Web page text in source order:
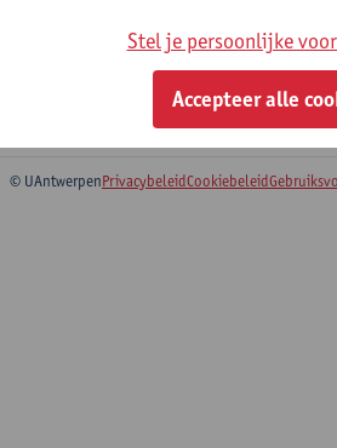
Bijzonder academisch personeel
doctoraatsbursaal
© UAntwerpenPrivacybeleidCookiebeleid
Stel je persoonlijke
Accepteer alle